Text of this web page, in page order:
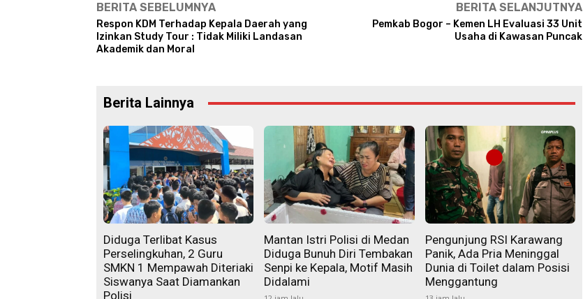
BERITA SEBELUMNYA
Respon KDM Terhadap Kepala Daerah yang
Izinkan Study Tour : Tidak Miliki Landasan
Akademik dan Moral
BERITA SELANJUTNYA
Pemkab Bogor – Kemen LH Evaluasi 33 Unit
Usaha di Kawasan Puncak
Berita Lainnya
Diduga Terlibat Kasus
Perselingkuhan, 2 Guru
SMKN 1 Mempawah Diteriaki
Siswanya Saat Diamankan
Polisi
Mantan Istri Polisi di Medan
Diduga Bunuh Diri Tembakan
Senpi ke Kepala, Motif Masih
Didalami
Pengunjung RSI Karawang
Panik, Ada Pria Meninggal
Dunia di Toilet dalam Posisi
Menggantung